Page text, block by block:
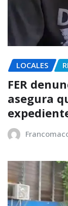
LOCALES
FER
asegura